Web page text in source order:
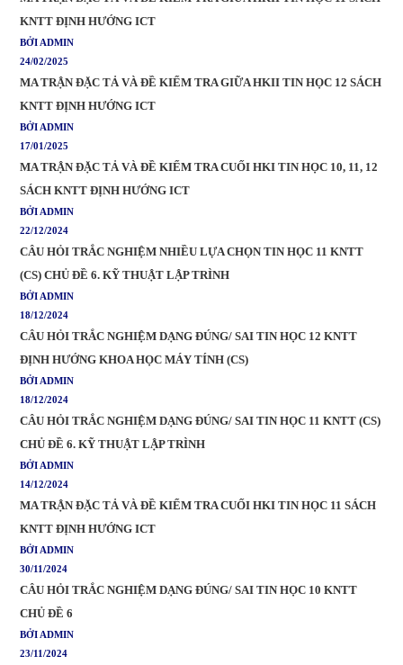
KNTT ĐỊNH HƯỚNG ICT
BỞI ADMIN
24/02/2025
MA TRẬN ĐẶC TẢ VÀ ĐỀ KIỂM TRA GIỮA HKII TIN HỌC 12 SÁCH
KNTT ĐỊNH HƯỚNG ICT
BỞI ADMIN
17/01/2025
MA TRẬN ĐẶC TẢ VÀ ĐỀ KIỂM TRA CUỐI HKI TIN HỌC 10, 11, 12
SÁCH KNTT ĐỊNH HƯỚNG ICT
BỞI ADMIN
22/12/2024
CÂU HỎI TRẮC NGHIỆM NHIỀU LỰA CHỌN TIN HỌC 11 KNTT
(CS) CHỦ ĐỀ 6. KỸ THUẬT LẬP TRÌNH
BỞI ADMIN
18/12/2024
CÂU HỎI TRẮC NGHIỆM DẠNG ĐÚNG/ SAI TIN HỌC 12 KNTT
ĐỊNH HƯỚNG KHOA HỌC MÁY TÍNH (CS)
BỞI ADMIN
18/12/2024
CÂU HỎI TRẮC NGHIỆM DẠNG ĐÚNG/ SAI TIN HỌC 11 KNTT (CS)
CHỦ ĐỀ 6. KỸ THUẬT LẬP TRÌNH
BỞI ADMIN
14/12/2024
MA TRẬN ĐẶC TẢ VÀ ĐỀ KIỂM TRA CUỐI HKI TIN HỌC 11 SÁCH
KNTT ĐỊNH HƯỚNG ICT
BỞI ADMIN
30/11/2024
CÂU HỎI TRẮC NGHIỆM DẠNG ĐÚNG/ SAI TIN HỌC 10 KNTT
CHỦ ĐỀ 6
BỞI ADMIN
23/11/2024